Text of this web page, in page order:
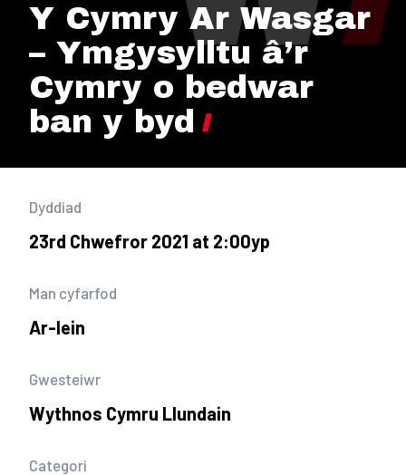
Y Cymry Ar Wasgar
– Ymgysylltu â’r
Cymry o bedwar
ban y byd
Dyddiad
23rd Chwefror 2021 at 2:00yp
Man cyfarfod
Ar-lein
Gwesteiwr
Wythnos Cymru Llundain
Categori